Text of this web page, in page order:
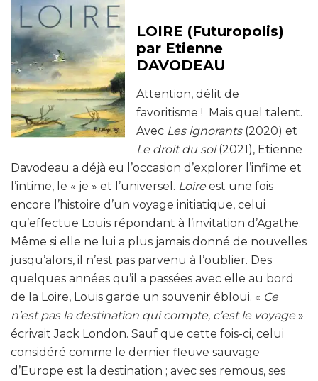
LOIRE (Futuropolis)
par Etienne
DAVODEAU
Attention, délit de
favoritisme ! Mais quel talent.
Avec Les ignorants(2020) et
Le droit du sol(2021), Etienne
Davodeau a déjà eu l’occasion d’explorer l’infime et
l’intime, le « je » et l’universel. Loire est une fois
encore l’histoire d’un voyage initiatique, celui
qu’effectue Louis répondant à l’invitation d’Agathe.
Même si elle ne lui a plus jamais donné de nouvelles
jusqu’alors, il n’est pas parvenu à l’oublier. Des
quelques années qu’il a passées avec elle au bord
de la Loire, Louis garde un souvenir ébloui. « Ce
n’est pas la destination qui compte, c’est le voyage »
écrivait Jack London. Sauf que cette fois-ci, celui
considéré comme le dernier fleuve sauvage
d’Europe est la destination ; avec ses remous, ses